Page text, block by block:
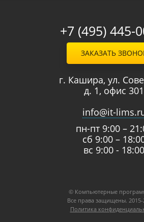
+7 (495) 445-
ЗАКАЗАТЬ
г. Кашира, ул.
д. 1, офис 301
info@it-
пн-пт 9:00 –
сб 9:00 –
вс 9:00 - 18:00
© Компьютерные
Все права защищены. 2015-
Политика